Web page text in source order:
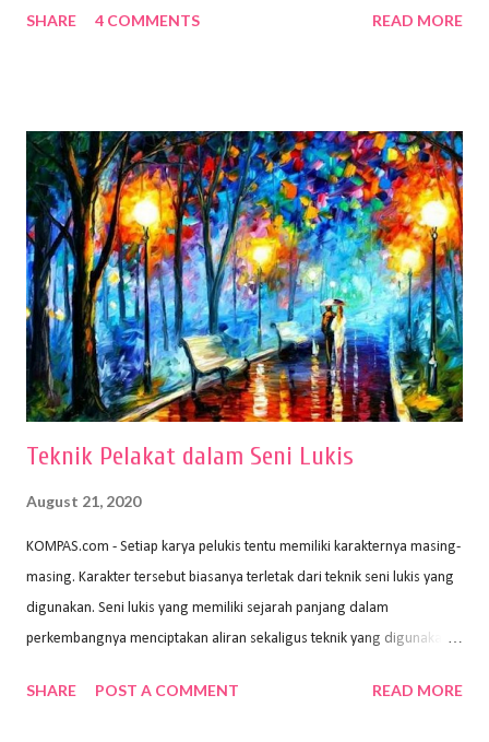
sehingga hasilnya bisa dilihat. Peran alat dan bahan sangat
memiliki spesifikasi berbeda sesuai jenisnya. Berikut peralatan
menggambar bentuk: 1. Kertas Gambar Kegiatan menggambar
membutuhkan kertas yang baik agar proses pembuatan gambar lebih
nyaman dan maksimal. Bahan kertas yang baik salah satu syaratnya
adalah tidak mudah sobek, mengingat menggambar merupakan
proses menggores dan menghapus. Kertas adalah bahan yang paling
ideal digunakan untuk menggambar. Dalam menggambar
menggunakan pen...
SHARE 4 COMMENTS READ MORE
Teknik Pelakat dalam Seni Lukis
August 21, 2020
KOMPAS.com - Setiap karya pelukis tentu memiliki karakternya masing-
masing. Karakter tersebut biasanya terletak dari teknik seni lukis yang
digunakan. Seni lukis yang memiliki sejarah panjang dalam
perkembangnya menciptakan aliran sekaligus teknik yang digunakan.
Wayan Kun Adnyana, teknik yang berbeda tentunya akan
SHARE POST A COMMENT READ MORE